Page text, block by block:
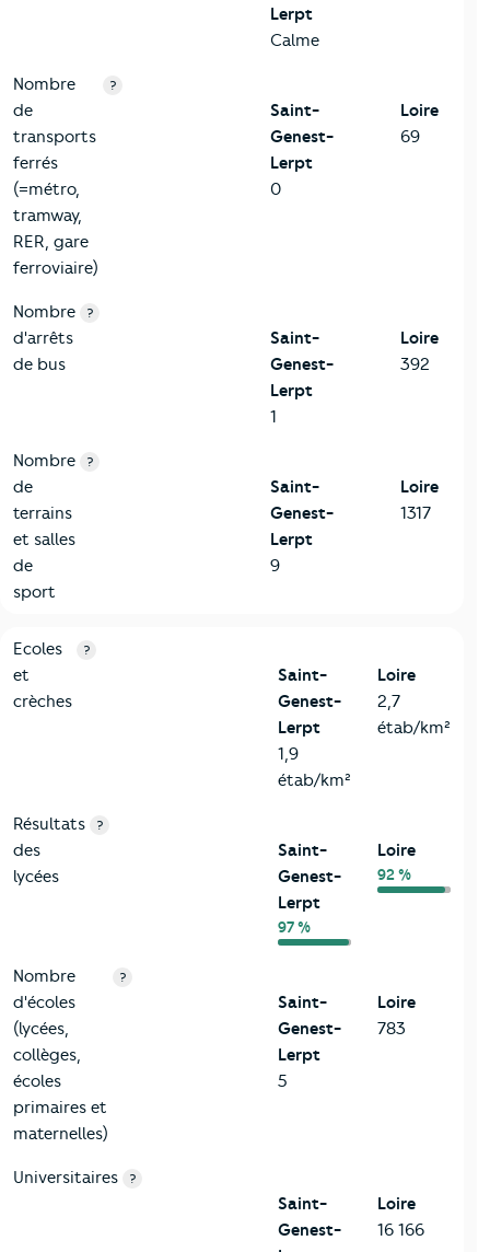
Lerpt
Calme
Nombre
de
transports
ferrés
(=métro,
tramway,
RER, gare
ferroviaire)
?
Saint-
Genest-
Lerpt
0
Loire
69
Nombre
d'arrêts
de bus
?
Saint-
Genest-
Lerpt
1
Loire
392
Nombre
de
terrains
et salles
de
sport
?
Saint-
Genest-
Lerpt
9
Loire
1317
4-Education
Critères
Ecoles
et
crèches
?
Saint-
Genest-
Lerpt
1,9
étab/km²
Loire
2,7
étab/km²
Résultats
des
lycées
?
Saint-
Genest-
Lerpt
97 %
Loire
92 %
Nombre
d'écoles
(lycées,
collèges,
écoles
primaires et
maternelles)
?
Saint-
Genest-
Lerpt
5
Loire
783
Universitaires ?
Saint-
Genest-
Loire
16 166